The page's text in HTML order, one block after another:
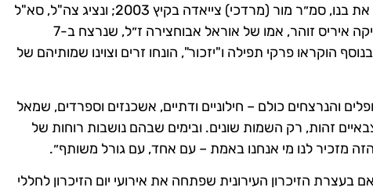
2024; הרב אליאסף צייאדה, ששכל את בנו, סמ״ר מור (מרדכי) צייאדה בקיץ 2003; ונציג צה"ל, סא"ל
עודד סיידה. את אבוקת הזיכרון הדליקה איריס זוהר, אמו של אוראל אבוחצירה ז״ל, שנרצח ב-7
הוקראו פרקי תפילה ו"יזכור", הונחו זרים וצוינו שמותיהם של
והנרצחים כולם – חילוניים ודתיים, אשכנזים וספרדים, שמאל
זהות, רק השמות שונים. ובימים שבהם נושבות רוחות של
מזכיר לנו מי אנחנו באמת – עם אחד, עם גורל משותף״.
בעצרת הזיכרון העירונית שפתחה את אירועי יום הזיכרון לחללי